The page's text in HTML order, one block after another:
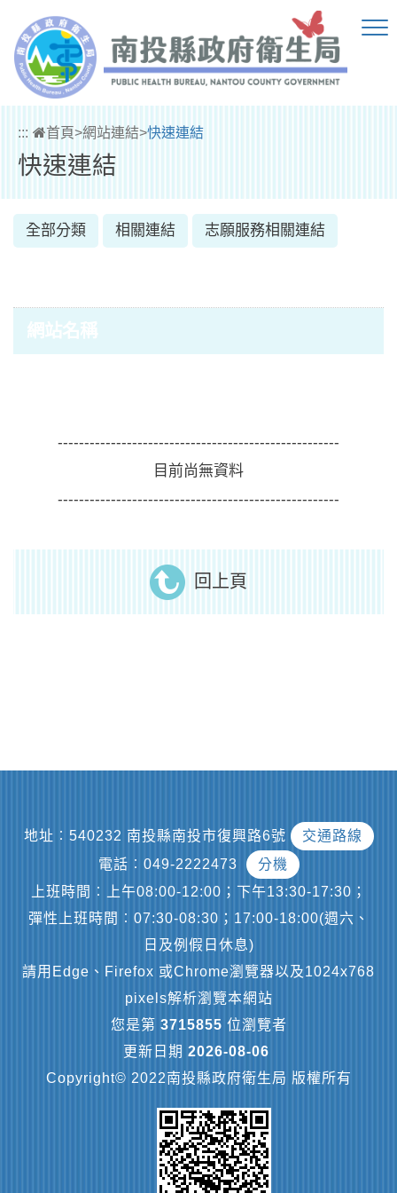
::: 首頁>網站連結>快速連結
快速連結
全部分類 相關連結 志願服務相關連結
網站名稱
-----------------------------------------------------
目前尚無資料
-----------------------------------------------------
回上頁
地址︰540232 南投縣南投市復興路6號
交通路線
電話︰049-2222473
分機
上班時間︰上午08:00-12:00；下午13:30-17:30；
彈性上班時間︰07:30-08:30；17:00-18:00(週六、
日及例假日休息)
請用Edge、Firefox 或Chrome瀏覽器以及1024x768
pixels解析瀏覽本網站
您是第 3715855 位瀏覽者
更新日期 2026-08-06
Copyright© 2022南投縣政府衛生局 版權所有